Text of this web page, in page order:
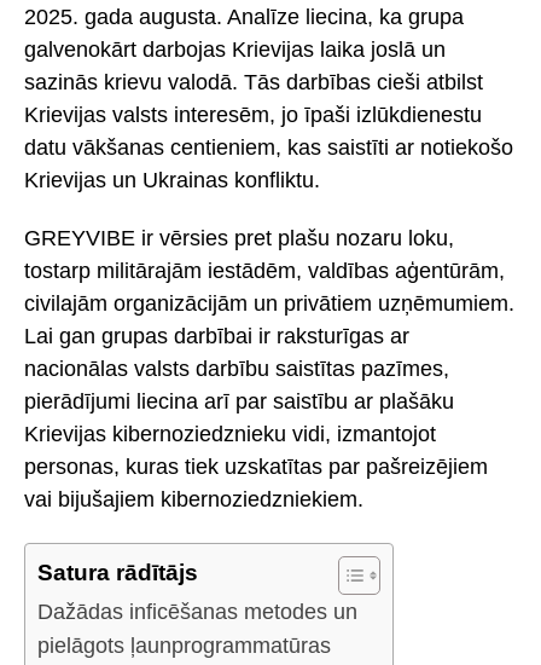
2025. gada augusta. Analīze liecina, ka grupa
galvenokārt darbojas Krievijas laika joslā un
sazinās krievu valodā. Tās darbības cieši atbilst
Krievijas valsts interesēm, jo īpaši izlūkdienestu
datu vākšanas centieniem, kas saistīti ar notiekošo
Krievijas un Ukrainas konfliktu.
GREYVIBE ir vērsies pret plašu nozaru loku,
tostarp militārajām iestādēm, valdības aģentūrām,
civilajām organizācijām un privātiem uzņēmumiem.
Lai gan grupas darbībai ir raksturīgas ar
nacionālas valsts darbību saistītas pazīmes,
pierādījumi liecina arī par saistību ar plašāku
Krievijas kibernoziedznieku vidi, izmantojot
personas, kuras tiek uzskatītas par pašreizējiem
vai bijušajiem kibernoziedzniekiem.
Satura rādītājs
Dažādas inficēšanas metodes un
pielāgots ļaunprogrammatūras